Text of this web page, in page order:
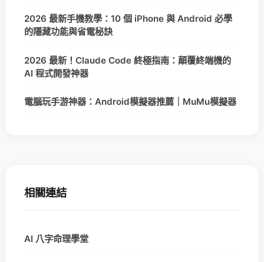
2026 最新手機教學：10 個 iPhone 與 Android 必學
的隱藏功能與省電秘訣
2026 最新！Claude Code 終極指南：顛覆終端機的
AI 程式開發神器
電腦玩手游神器：Android模擬器推薦｜MuMu模擬器
相關連結
AI 八字命理學堂